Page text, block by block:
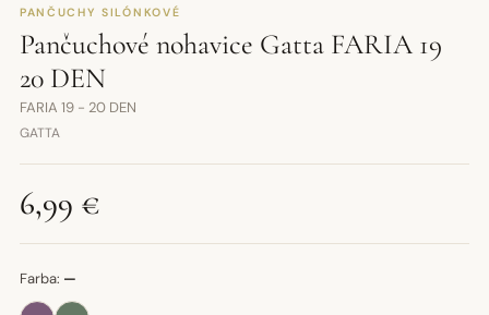
PANČUCHY SILÓNKOVÉ
Pančuchové nohavice Gatta FARIA 19
20 DEN
FARIA 19 - 20 DEN
GATTA
6,99 €
Farba: —